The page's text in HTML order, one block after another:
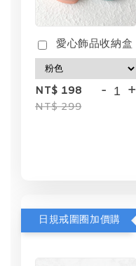
愛心飾品收納盒
NT$ 198
NT$ 299
- +
日規戒圍圈加價購